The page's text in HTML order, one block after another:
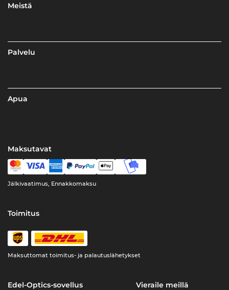
Meistä
Palvelu
Apua
Maksutavat
Jälkivaatimus, Ennakkomaksu
Toimitus
Maksuttomat toimitus- ja palautuslähetykset
Edel-Optics-sovellus Vieraile meillä